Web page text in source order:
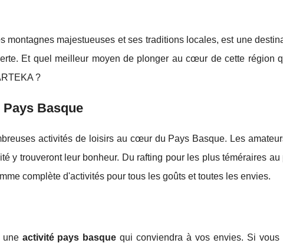
montagnes majestueuses et ses traditions locales, est une
Et quel meilleur moyen de plonger au cœur de cette région
?
Basque
activités de loisirs au cœur du Pays Basque. Les
y trouveront leur bonheur. Du rafting pour les plus téméraires au
complète d'activités pour tous les goûts et toutes les envies.
une activité pays basque qui conviendra à vos envies. Si vous